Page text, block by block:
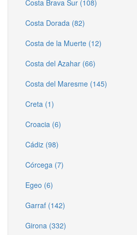
Costa Brava Sur (108)
Costa Dorada (82)
Costa de la Muerte (12)
Costa del Azahar (66)
Costa del Maresme (145)
Creta (1)
Croacia (6)
Cádiz (98)
Córcega (7)
Egeo (6)
Garraf (142)
Girona (332)